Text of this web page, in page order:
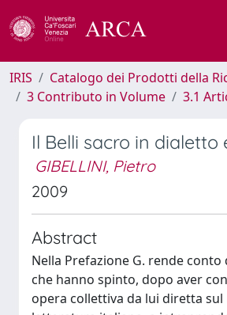
IRIS
Catalogo dei Prodotti della
3 Contributo in Volume
3.1
Il Belli sacro in dialetto
GIBELLINI, Pietro
2009
Abstract
Nella Prefazione G. rende conto
che hanno spinto, dopo aver
opera collettiva da lui diretta sul